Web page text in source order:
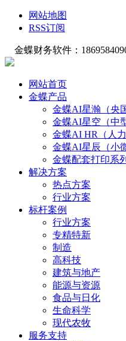
网站地图
RSS订阅
金蝶财务软件：
网站首页
金蝶产品
金蝶AI星瀚（央
金蝶AI星空（中
金蝶AI HR（人力
金蝶AI星辰（小
金蝶配套打印系列
解决方案
热点方案
行业方案
标杆案例
行业方案
专精特新
制造
高科技
建筑与地产
能源与资源
食品与日化
生命科学
现代农牧
服务支持